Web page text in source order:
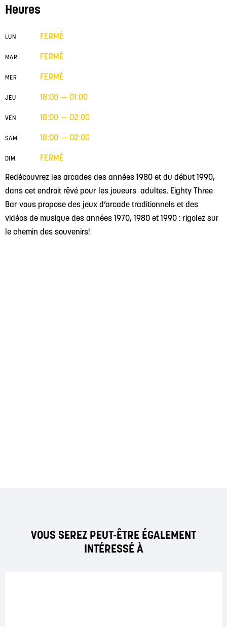
Redécouvrez les arcades des années 1980 et du début 1990,
dans cet endroit rêvé pour les joueurs adultes. Eighty Three
Bar vous propose des jeux d’arcade traditionnels et des
vidéos de musique des années 1970, 1980 et 1990 : rigolez sur
le chemin des souvenirs!
Heures
LUN FERMÉ
MAR FERMÉ
MER FERMÉ
JEU 18:00 — 01:00
VEN 18:00 — 02:00
SAM 18:00 — 02:00
DIM FERMÉ
VOUS SEREZ PEUT-ÊTRE ÉGALEMENT
INTÉRESSÉ À